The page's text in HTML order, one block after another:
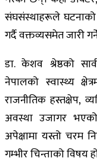
संघसंस्थाहरूले घटनाको
गर्दै वक्तव्यसमेत जारी
डा. केशव श्रेष्ठको
नेपालको स्वास्थ्य
राजनीतिक हस्तक्षेप,
अवस्था उजागर
अपेक्षामा यस्तो चरम
गम्भीर चिन्ताको विषय